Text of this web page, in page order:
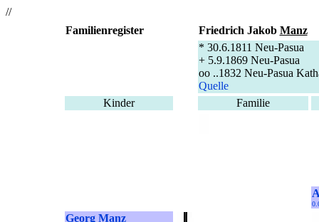
//
Familienregister
Friedrich Jakob Manz
* 30.6.1811 Neu-Pasua
+ 5.9.1869 Neu-Pasua
oo ..1832 Neu-Pasua
Quelle
Kinder
Familie
Georg Manz